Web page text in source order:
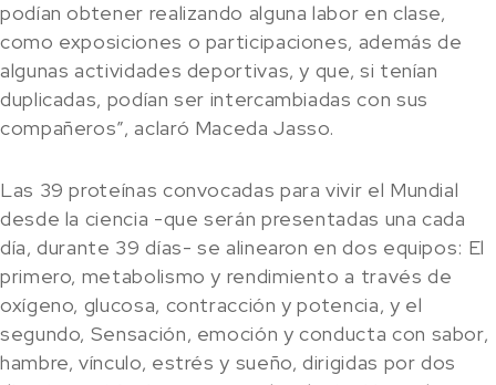
podían obtener realizando alguna labor en clase,
como exposiciones o participaciones, además de
algunas actividades deportivas, y que, si tenían
duplicadas, podían ser intercambiadas con sus
compañeros”, aclaró Maceda Jasso.
Las 39 proteínas convocadas para vivir el Mundial
desde la ciencia -que serán presentadas una cada
día, durante 39 días- se alinearon en dos equipos: El
primero, metabolismo y rendimiento a través de
oxígeno, glucosa, contracción y potencia, y el
segundo, Sensación, emoción y conducta con sabor,
hambre, vínculo, estrés y sueño, dirigidas por dos